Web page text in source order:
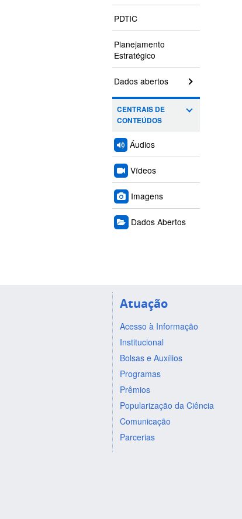
PDTIC
Planejamento
Estratégico
Dados abertos
CENTRAIS DE
CONTEÚDOS
Áudios
Vídeos
Imagens
Dados Abertos
Atuação
Acesso à Informação
Institucional
Bolsas e Auxílios
Programas
Prêmios
Popularização da Ciência
Comunicação
Parcerias